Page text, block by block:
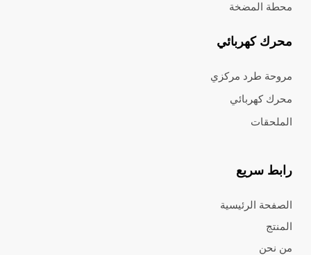
محطة المضخة
محرك كهربائي
مروحة طرد مركزي
محرك كهربائي
الملحقات
رابط سريع
الصفحة الرئيسية
المنتج
من نحن